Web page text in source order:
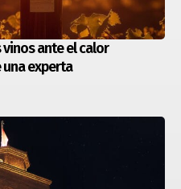
ante el calor
experta